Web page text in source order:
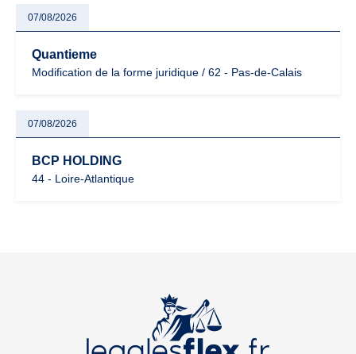
07/08/2026
Quantieme
Modification de la forme juridique / 62 - Pas-de-Calais
07/08/2026
BCP HOLDING
44 - Loire-Atlantique